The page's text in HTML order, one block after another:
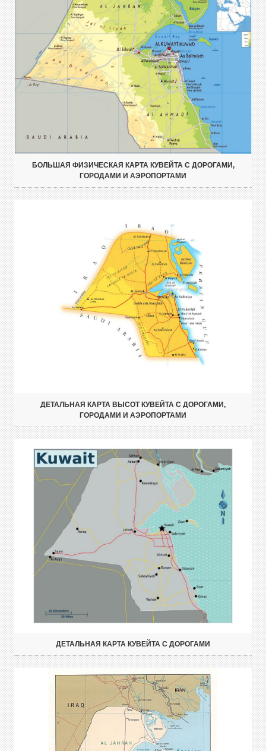
БОЛЬШАЯ ФИЗИЧЕСКАЯ КАРТА КУВЕЙТА С ДОРОГАМИ,
ГОРОДАМИ И АЭРОПОРТАМИ
ДЕТАЛЬНАЯ КАРТА ВЫСОТ КУВЕЙТА С ДОРОГАМИ,
ГОРОДАМИ И АЭРОПОРТАМИ
ДЕТАЛЬНАЯ КАРТА КУВЕЙТА С ДОРОГАМИ